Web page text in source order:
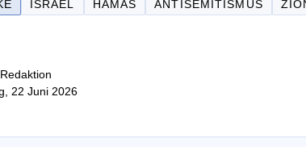
ISRAEL HAMAS ANTISEMITISMUS
22 Juni 2026